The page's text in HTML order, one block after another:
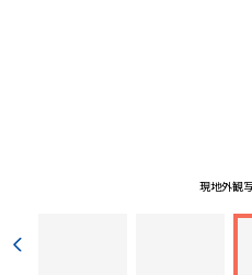
現地外観